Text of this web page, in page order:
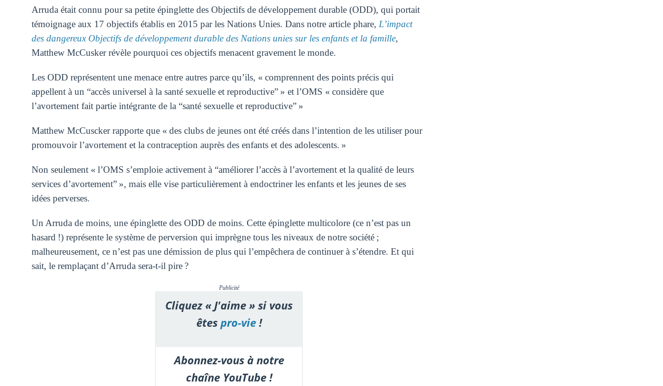
Arruda était connu pour sa petite épinglette des Objectifs de développement durable (ODD), qui portait
témoignage aux 17 objectifs établis en 2015 par les Nations Unies. Dans notre article phare, L’impact
des dangereux Objectifs de développement durable des Nations unies sur les enfants et la famille,
Matthew McCusker révèle pourquoi ces objectifs menacent gravement le monde.
Les ODD représentent une menace entre autres parce qu’ils, « comprennent des points précis qui
appellent à un “accès universel à la santé sexuelle et reproductive” » et l’OMS « considère que
l’avortement fait partie intégrante de la “santé sexuelle et reproductive” »
Matthew McCuscker rapporte que « des clubs de jeunes ont été créés dans l’intention de les utiliser pour
promouvoir l’avortement et la contraception auprès des enfants et des adolescents. »
Non seulement « l’OMS s’emploie activement à “améliorer l’accès à l’avortement et la qualité de leurs
services d’avortement” », mais elle vise particulièrement à endoctriner les enfants et les jeunes de ses
idées perverses.
Un Arruda de moins, une épinglette des ODD de moins. Cette épinglette multicolore (ce n’est pas un
hasard !) représente le système de perversion qui imprègne tous les niveaux de notre société ;
malheureusement, ce n’est pas une démission de plus qui l’empêchera de continuer à s’étendre. Et qui
sait, le remplaçant d’Arruda sera-t-il pire ?
Publicité
Cliquez « J'aime » si vous
êtespro-vie!
Abonnez-vous à notre
chaîne YouTube !